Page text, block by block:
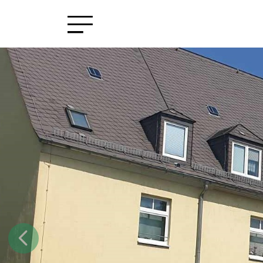
Volkssolidarität
zurück